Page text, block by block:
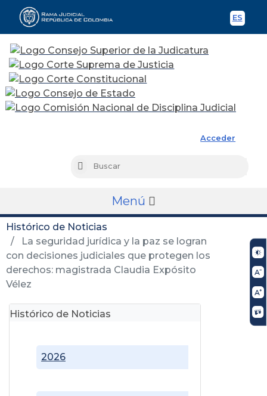
ES
Acceder
Buscar
Menú
Histórico de Noticias
La seguridad jurídica y la paz se logran
con decisiones judiciales que protegen los
derechos: magistrada Claudia Expósito
Vélez
Histórico de Noticias
2026